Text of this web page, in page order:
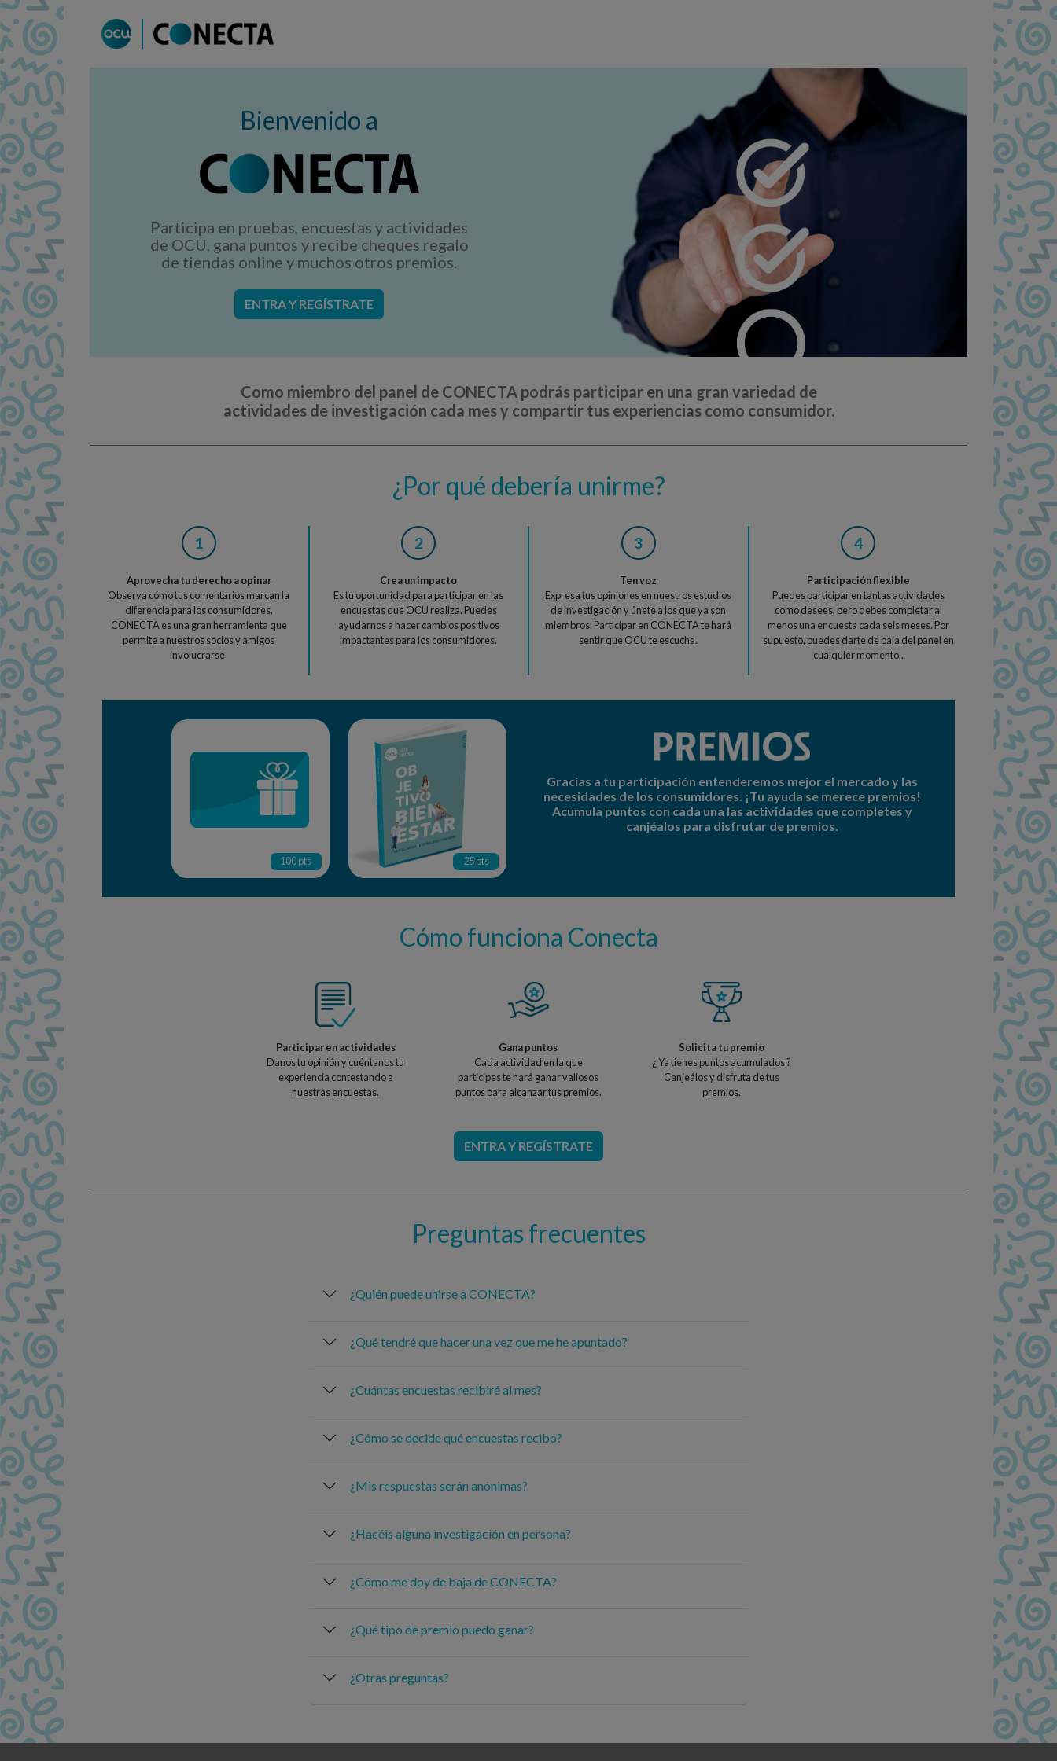
Bienvenido a
Participa en pruebas, encuestas y actividades
de OCU, gana puntos y recibe cheques regalo
de tiendas online y muchos otros premios.
Como miembro del panel de CONECTA podrás participar en una gran variedad de
actividades de investigación cada mes y compartir tus experiencias como consumidor.
¿Por qué debería unirme?
1
Aprovecha tu derecho a opinar
Observa cómo tus comentarios marcan la
diferencia para los consumidores.
CONECTA es una gran herramienta que
permite a nuestros socios y amigos
involucrarse.
2
Crea un impacto
Es tu oportunidad para participar en las
encuestas que OCU realiza. Puedes
ayudarnos a hacer cambios positivos
impactantes para los consumidores.
3
Ten voz
Expresa tus opiniones en nuestros estudios
de investigación y únete a los que ya son
miembros. Participar en CONECTA te hará
sentir que OCU te escucha.
4
Participación flexible
Puedes participar en tantas actividades
como desees, pero debes completar al
menos una encuesta cada seis meses. Por
supuesto, puedes darte de baja del panel en
cualquier momento..
100 pts 25 pts
Gracias a tu participación entenderemos mejor el mercado y las
necesidades de los consumidores. ¡Tu ayuda se merece premios!
Acumula puntos con cada una las actividades que completes y
canjéalos para disfrutar de premios.
Cómo funciona Conecta
Participar en actividades
Danos tu opinión y cuéntanos tu
experiencia contestando a
nuestras encuestas.
Gana puntos
Cada actividad en la que
participes te hará ganar valiosos
puntos para alcanzar tus premios.
Solicita tu premio
¿ Ya tienes puntos acumulados ?
Canjeálos y disfruta de tus
premios.
Preguntas frecuentes
¿Quién puede unirse a CONECTA?
¿Qué tendré que hacer una vez que me he apuntado?
¿Cuántas encuestas recibiré al mes?
¿Cómo se decide qué encuestas recibo?
¿Mis respuestas serán anónimas?
¿Hacéis alguna investigación en persona?
¿Cómo me doy de baja de CONECTA?
¿Qué tipo de premio puedo ganar?
¿Otras preguntas?